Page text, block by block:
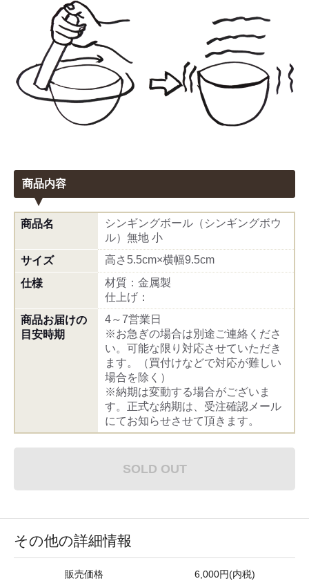
商品内容
商品名
シンギングボール（シンギングボウ
ル）無地 小
サイズ
高さ5.5cm×横幅9.5cm
仕様
材質：金属製
仕上げ：
商品お届けの
目安時期
4～7営業日
※お急ぎの場合は別途ご連絡くださ
い。可能な限り対応させていただき
ます。（買付けなどで対応が難しい
場合を除く）
※納期は変動する場合がございま
す。正式な納期は、受注確認メール
にてお知らせさせて頂きます。
SOLD OUT
その他の詳細情報
販売価格 6,000円(内税)